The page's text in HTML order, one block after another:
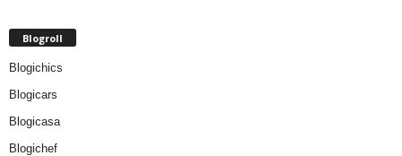
Blogroll
Blogichics
Blogicars
Blogicasa
Blogichef